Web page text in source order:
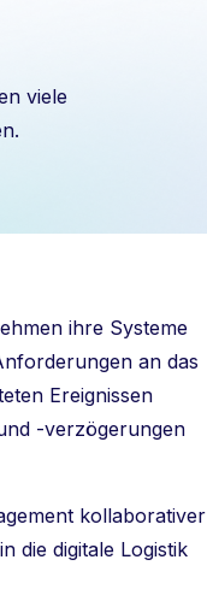
viele
ihre Systeme
an das
Ereignissen
-verzögerungen
kollaborativer
die digitale Logistik